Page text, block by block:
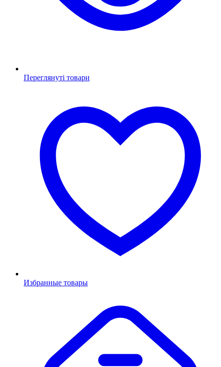
Переглянуті товари
Избранные товары